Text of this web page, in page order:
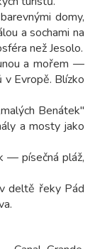
domy,
a sochami na
než Jesolo.
a mořem —
v Evropě. Blízko
Benátek"
a mosty jako
— písečná pláž,
deltě řeky Pád